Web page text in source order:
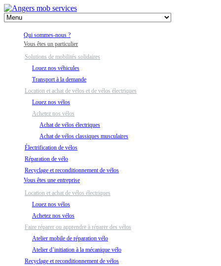
Qui sommes-nous ?
Vous êtes un particulier
Solutions de mobilités solidaires
Louez nos véhicules
Transport à la demande
Location et achat de vélos et de vélos électriques
Louez nos vélos
Achetez nos vélos
Achat de vélos électriques
Achat de vélos classiques musculaires
Électrification de vélos
Réparation de vélo
Recyclage et reconditionnement de vélos
Vous êtes une entreprise
Location et achat de vélos électriques
Louez nos vélos
Achetez nos vélos
Faire réparer ou apprendre à réparer des vélos
Atelier mobile de réparation vélo
Atelier d’initiation à la mécanique vélo
Recyclage et reconditionnement de vélos